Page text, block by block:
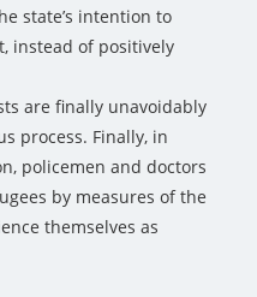
state’s intention to
instead of positively
are finally unavoidably
process. Finally, in
policemen and doctors
by measures of the
themselves as